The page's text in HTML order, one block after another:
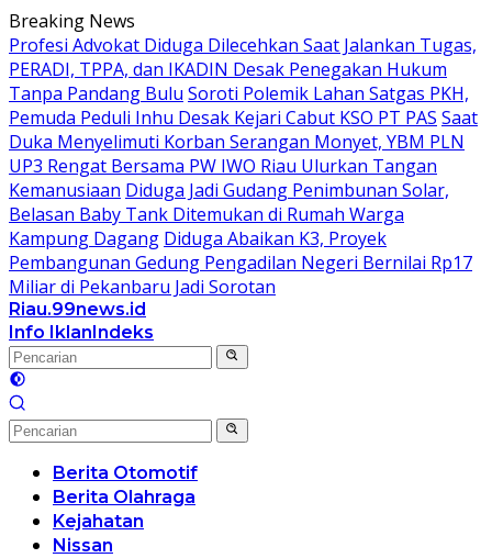
Langsung
ke
konten
Breaking News
Profesi Advokat Diduga Dilecehkan Saat Jalankan Tugas,
PERADI, TPPA, dan IKADIN Desak Penegakan Hukum
Tanpa Pandang Bulu Soroti Polemik Lahan Satgas PKH,
Pemuda Peduli Inhu Desak Kejari Cabut KSO PT PAS Saat
Duka Menyelimuti Korban Serangan Monyet, YBM PLN
UP3 Rengat Bersama PW IWO Riau Ulurkan Tangan
Kemanusiaan Diduga Jadi Gudang Penimbunan Solar,
Belasan Baby Tank Ditemukan di Rumah Warga
Kampung Dagang Diduga Abaikan K3, Proyek
Pembangunan Gedung Pengadilan Negeri Bernilai Rp17
Miliar di Pekanbaru Jadi Sorotan
Riau.99news.id
Terbaik
Terbaik
Info IklanIndeks
Berita Otomotif
Berita Olahraga
Kejahatan
Nissan